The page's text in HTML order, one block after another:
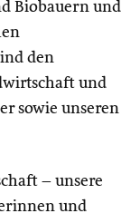
Biobauern und
den
und
sowie unseren
– unsere
und